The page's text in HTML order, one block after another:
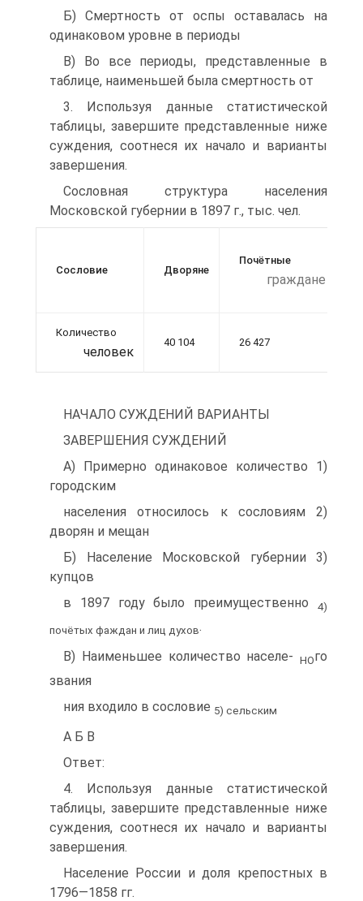
Б) Смертность от оспы оставалась на
одинаковом уровне в периоды
B) Во все периоды, представленные в
таблице, наименьшей была смертность от
3. Используя данные статистической
таблицы, завершите представленные ниже
суждения, соотнеся их начало и варианты
завершения.
Сословная структура населения
Московской губернии в 1897 г., тыс. чел.
Сословие Дворяне
Почётные
граждане
Количество
человек
40 104 26 427
НАЧАЛО СУЖДЕНИЙ ВАРИАНТЫ
ЗАВЕРШЕНИЯ СУЖДЕНИЙ
A) Примерно одинаковое количество 1)
городским
населения относилось к сословиям 2)
дворян и мещан
Б) Население Московской губернии 3)
купцов
в 1897 году было преимущественно
4)
почётых фаждан и лиц духов.
B) Наименьшее количество населе- НОго
звания
ния входило в сословие 5) сельским
А Б В
Ответ:
4. Используя данные статистической
таблицы, завершите представленные ниже
суждения, соотнеся их начало и варианты
завершения.
Население России и доля крепостных в
1796—1858 гг.